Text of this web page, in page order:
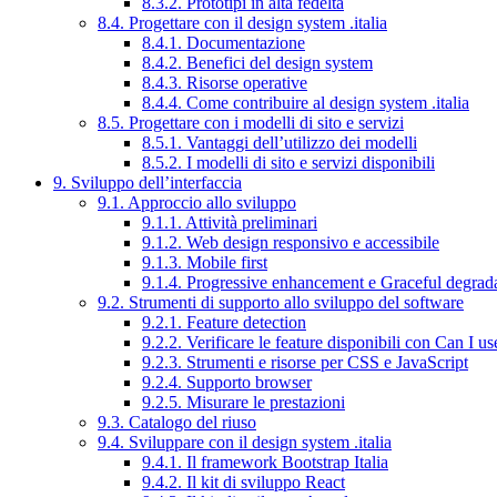
8.4. Progettare con il design system .italia
8.4.1. Documentazione
8.4.2. Benefici del design system
8.4.3. Risorse operative
8.4.4. Come contribuire al design system .italia
8.5. Progettare con i modelli di sito e servizi
8.5.1. Vantaggi dell’utilizzo dei modelli
8.5.2. I modelli di sito e servizi disponibili
9. Sviluppo dell’interfaccia
9.1. Approccio allo sviluppo
9.1.1. Attività preliminari
9.1.2. Web design responsivo e accessibile
9.1.3. Mobile first
9.1.4. Progressive enhancement e Graceful
9.2. Strumenti di supporto allo sviluppo del software
9.2.1. Feature detection
9.2.2. Verificare le feature disponibili con Can I
9.2.3. Strumenti e risorse per CSS e JavaScript
9.2.4. Supporto browser
9.2.5. Misurare le prestazioni
9.3. Catalogo del riuso
9.4. Sviluppare con il design system .italia
9.4.1. Il framework Bootstrap Italia
9.4.2. Il kit di sviluppo React